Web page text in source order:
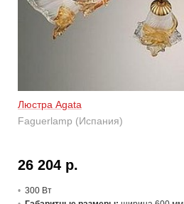
Люстра Agata
Faguerlamp (Испания)
26 204 р.
300 Вт